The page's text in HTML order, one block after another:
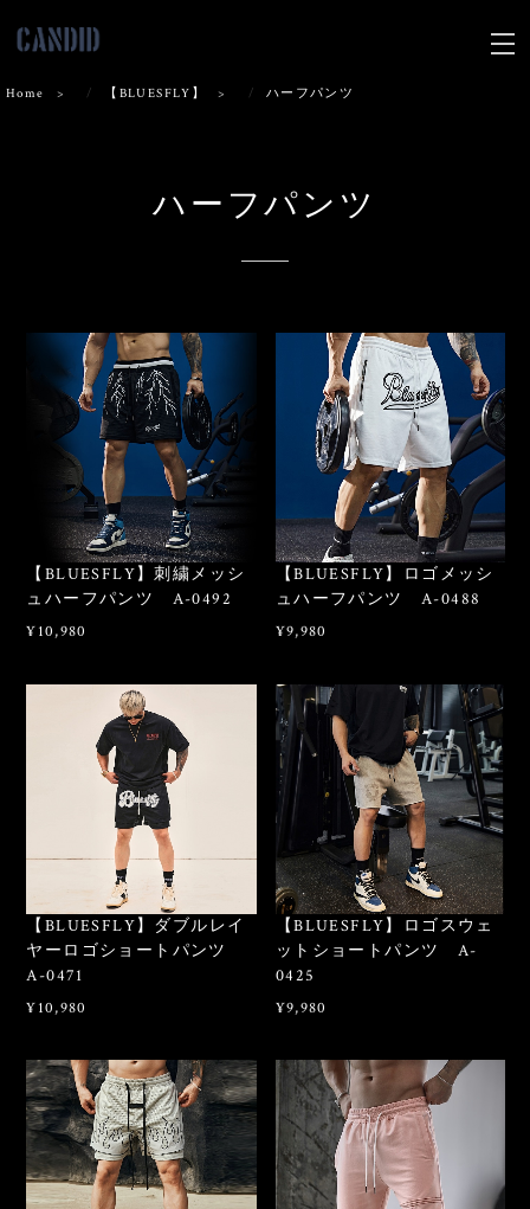
Home 【BLUESFLY】 ハーフパンツ
ハーフパンツ
【BLUESFLY】刺繍メッシ
ュハーフパンツ A-0492
¥10,980
【BLUESFLY】ロゴメッシ
ュハーフパンツ A-0488
¥9,980
【BLUESFLY】ダブルレイ
ヤーロゴショートパンツ
A-0471
¥10,980
【BLUESFLY】ロゴスウェ
ットショートパンツ A-
0425
¥9,980